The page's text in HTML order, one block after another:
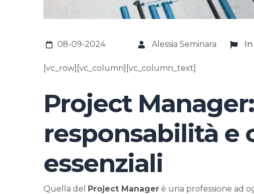
08-09-2024 Alessia Seminara In
[vc_row][vc_column][vc_column_text]
Project
responsabilità e
essenziali
Quella del Project Manager è una professione ad